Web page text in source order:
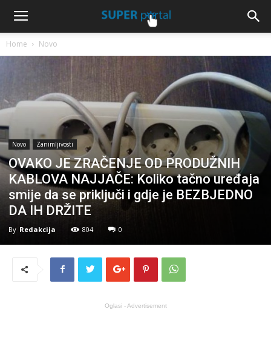
Home Novo
Novo Zanimljivosti
OVAKO JE ZRAČENJE OD PRODUŽNIH
KABLOVA NAJJAČE: Koliko tačno uređaja
smije da se priključi i gdje je BEZBJEDNO
DA IH DRŽITE
By Redakcija 804 0
Oglasi - Advertisement